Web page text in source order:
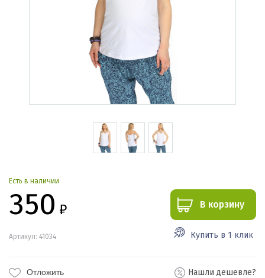
Есть в наличии
350 ₽
Артикул: 41034
В корзину
Купить в 1 клик
Отложить Нашли дешевле?